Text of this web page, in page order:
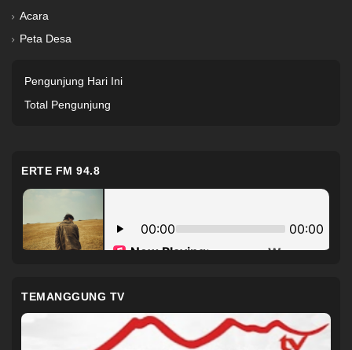
Acara
Peta Desa
Pengunjung Hari Ini
Total Pengunjung
ERTE FM 94.8
TEMANGGUNG TV